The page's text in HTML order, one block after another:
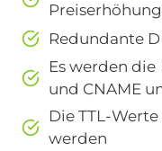
Redundante
Es werden die
und CNAME
Die TTL-
werden